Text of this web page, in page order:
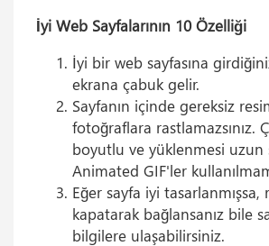
İyi Web Sayfalarının 10 Özelliği
İyi bir web sayfasına
ekrana çabuk gelir.
Sayfanın içinde gereksiz
fotoğraflara rastlamazsınız.
boyutlu ve yüklenmesi uzun
Animated GIF'ler
Eğer sayfa iyi tasarlanmışsa,
kapatarak bağlansanız bile
bilgilere ulaşabilirsiniz.